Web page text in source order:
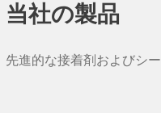
当社の製品
先進的な接着剤およびシ